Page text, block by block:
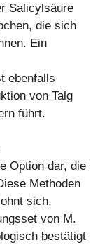
Salicylsäure
die sich
Ein
ebenfalls
von Talg
führt.
Option dar, die
Methoden
sich,
von M.
bestätigt